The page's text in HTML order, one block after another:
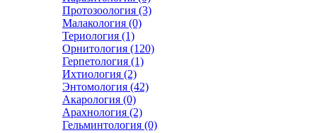
Протозоология (3)
Малакология (0)
Териология (1)
Орнитология (120)
Герпетология (1)
Ихтиология (2)
Энтомология (42)
Акарология (0)
Арахнология (2)
Гельминтология (0)